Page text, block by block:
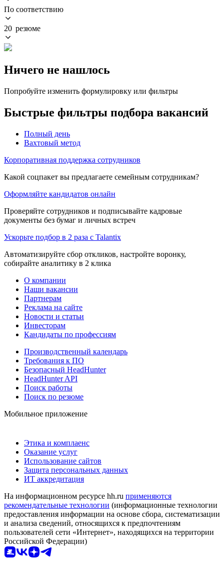
По соответствию
20 резюме
Ничего не нашлось
Попробуйте изменить формулировку или фильтры
Быстрые фильтры подбора вакансий
Полный день
Вахтовый метод
Корпоративная поддержка сотрудников
Какой соцпакет вы предлагаете семейным сотрудникам?
Оформляйте кандидатов онлайн
Проверяйте сотрудников и подписывайте кадровые
документы без бумаг и личных встреч
Ускорьте подбор в 2 раза с Talantix
Автоматизируйте сбор откликов, настройте воронку,
собирайте аналитику в 2 клика
О компании
Наши вакансии
Партнерам
Реклама на сайте
Новости и статьи
Инвесторам
Кандидаты по профессиям
Производственный календарь
Требования к ПО
Безопасный HeadHunter
HeadHunter API
Поиск работы
Поиск по резюме
Мобильное приложение
Этика и комплаенс
Оказание услуг
Использование сайтов
Защита персональных данных
ИТ аккредитация
На информационном ресурсе hh.ru применяются
рекомендательные технологии (информационные технологии
предоставления информации на основе сбора, систематизации
и анализа сведений, относящихся к предпочтениям
пользователей сети «Интернет», находящихся на территории
Российской Федерации)